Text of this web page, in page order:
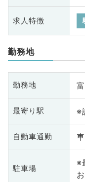
求人特徴
勤務地
勤務地
最寄り駅 ※
自動車通勤
駐車場
※